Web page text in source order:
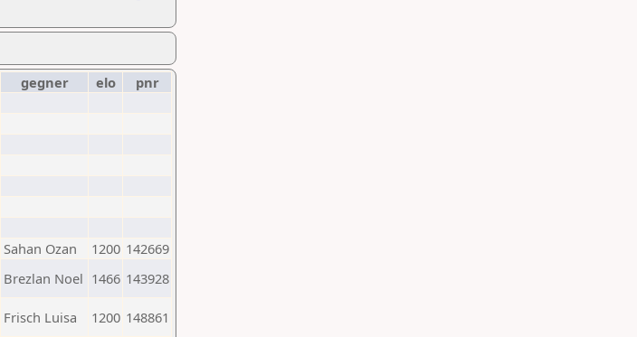
gegner elo
pnr
Sahan Ozan 1200 142669
Brezlan Noel 1466 143928
Frisch Luisa 1200 148861